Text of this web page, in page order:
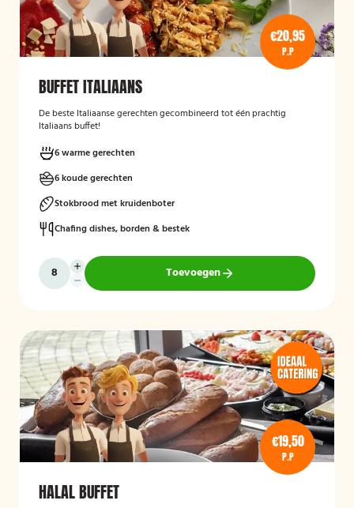
€20,95
P.P
BUFFET ITALIAANS
De beste Italiaanse gerechten gecombineerd tot één prachtig
Italiaans buffet!
6 warme gerechten
6 koude gerechten
Stokbrood met kruidenboter
Chafing dishes, borden & bestek
Toevoegen
€19,50
P.P
HALAL BUFFET